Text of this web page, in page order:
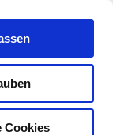
Cookies